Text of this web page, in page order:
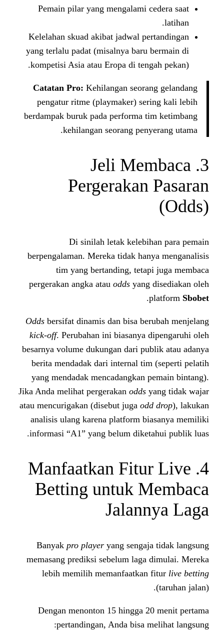
Pemain pilar yang mengalami
Kelelahan skuad akibat jadwal
yang terlalu padat (misalnya
kompetisi Asia atau Eropa di
Catatan Pro: Kehilangan
pengatur ritme (playmaker)
berdampak buruk pada performa
kehilangan seorang
3. Jeli
Di sinilah letak
berpengalaman. Mereka tidak
tim yang bertanding,
pergerakan angka atauodds
Oddsbersifat dinamis dan bisa
kick-off. Perubahan ini biasanya
besarnya volume dukungan dari
berita mendadak dari internal
yang mendadak mencadangkan
Jika Anda melihat pergerakanodds
atau mencurigakan (disebut juga
analisis ulang karena platform
informasi “A1” yang belum
4. Manfaatkan
Betting untuk
Banyakpro playeryang
memasang prediksi sebelum
lebih memilih
Dengan menonton 15 hingga
pertandingan, Anda bisa